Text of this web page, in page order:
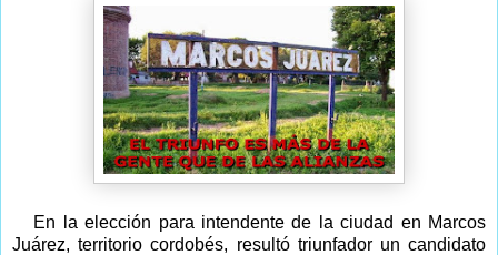
En la elección para intendente de la ciudad en Marcos
Juárez, territorio cordobés, resultó triunfador un candidato